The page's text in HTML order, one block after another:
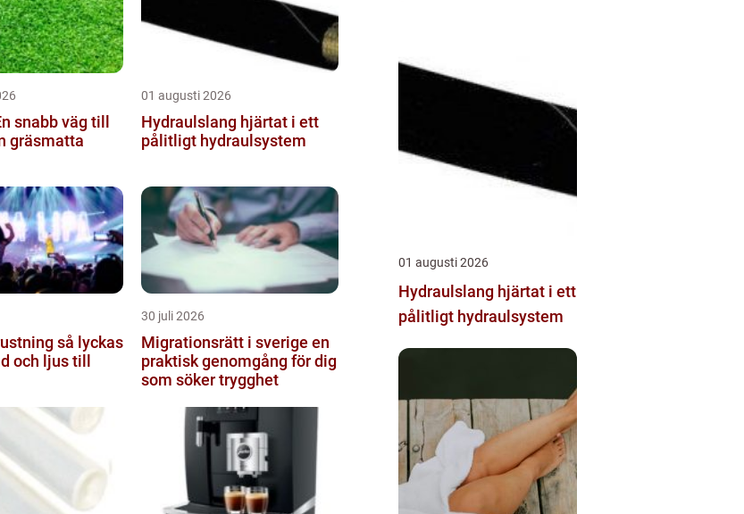
snabb väg till
gräsmatta
01 augusti 2026
Hydraulslang hjärtat i ett
pålitligt hydraulsystem
så lyckas
och ljus till
30 juli 2026
Migrationsrätt i sverige en
praktisk genomgång för dig
som söker trygghet
01 augusti 2026
Hydraulslang hjärtat i ett
pålitligt hydraulsystem